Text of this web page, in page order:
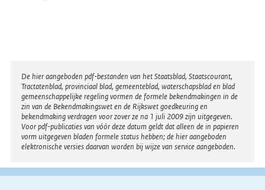
Disclaimer
De hier aangeboden pdf-bestanden van het Staatsblad, Staatscourant,
Tractatenblad, provinciaal blad, gemeenteblad, waterschapsblad en blad
gemeenschappelijke regeling vormen de formele bekendmakingen in de
zin van de Bekendmakingswet en de Rijkswet goedkeuring en
bekendmaking verdragen voor zover ze na 1 juli 2009 zijn uitgegeven.
Voor pdf-publicaties van vóór deze datum geldt dat alleen de in papieren
vorm uitgegeven bladen formele status hebben; de hier aangeboden
elektronische versies daarvan worden bij wijze van service aangeboden.